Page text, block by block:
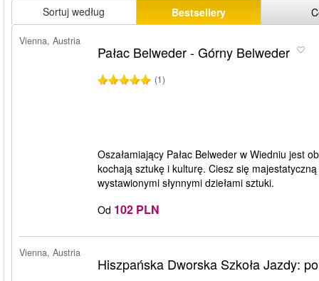
Sortuj według Bestsellery
Vienna, Austria
Pałac Belweder - Górny Belweder
(1)
Oszałamiający Pałac Belweder w Wiedniu jest
kochają sztukę i kulturę. Ciesz się
wystawionymi słynnymi dziełami sztuki.
Od 102 PLN
Vienna, Austria
Hiszpańska Dworska Szkoła Jazdy: